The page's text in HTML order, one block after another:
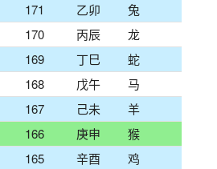
171 乙卯
兔
170 丙辰
龙
169 丁巳
蛇
168 戊午
马
167 己未
羊
166 庚申
猴
165 辛酉
鸡